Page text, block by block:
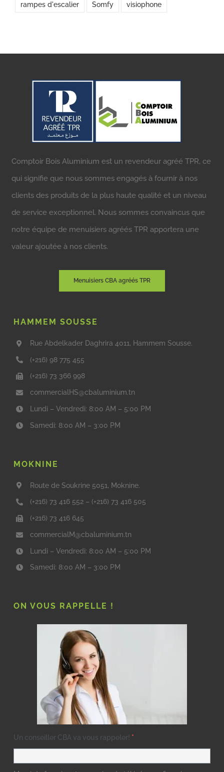
rampes d'escalier Somfy visiophone
Comptoir Bois Aluminium est un revendeur agréé TPR, ce
qui signifie que nous sommes engagés à fournir à nos
clients des produits de la plus haute qualité et un niveau
de service exceptionnel. Nous sommes convaincus que
notre équipe de menuisiers agréés TPR apportera une
valeur ajoutée à nos clients.
Menuisiers CBA agréés TPR
HAMMEM SOUSSE
Rue Abdelkader Daghrira 4011, Hammem Sousse.
(+216) 98 775 455
(+216) 73 366 998
commercialHS@cbaluminium.tn
Lundi – Vendredi: 8:00 AM – 5:00 PM
Samedi: 8:00 AM – 3:00 PM
MOKNINE
Route de Soukrine 5051, Moknine.
(+216) 73 416 552 – (+216) 73 416 505
(+216) 73 416 645
commercialM@cbaluminium.tn
Lundi – Vendredi: 8:00 AM – 5:00 PM
Samedi: 8:00 AM – 3:00 PM
ON VOUS RAPPELLE !
Un conseiller CBA va vous rappeler! *